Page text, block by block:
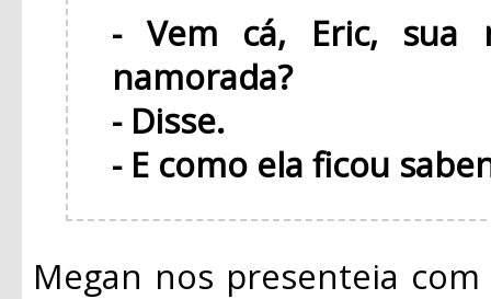
- Vem cá, Eric, sua
namorada?
- Disse.
- E como ela ficou
Megan nos presenteia